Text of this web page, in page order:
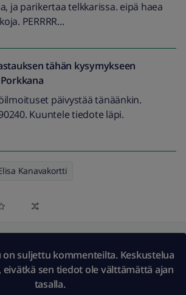
ja parikertaa telkkarissa. eipä haea
PERRRR...
tähän kysymykseen
Porkkana
päivystää tänäänkin.
Kuuntele tiedote läpi.
Kanavakortti
on suljettu kommenteilta. Keskustelua
eivätkä sen tiedot ole välttämättä ajan
tasalla.